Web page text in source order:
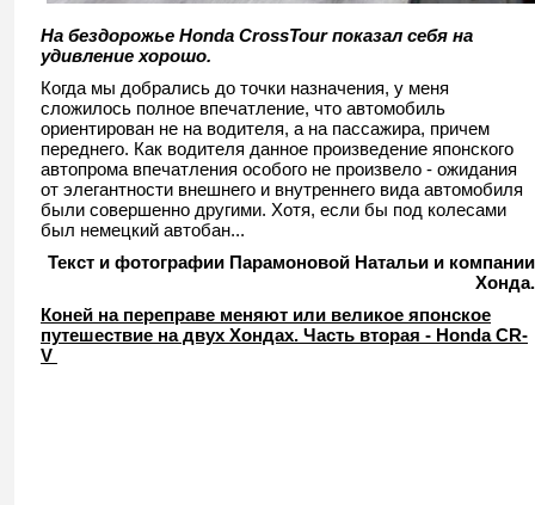
На бездорожье Honda CrossTour показал себя на
удивление хорошо.
Когда мы добрались до точки назначения, у меня
сложилось полное впечатление, что автомобиль
ориентирован не на водителя, а на пассажира, причем
переднего. Как водителя данное произведение японского
автопрома впечатления особого не произвело - ожидания
от элегантности внешнего и внутреннего вида автомобиля
были совершенно другими. Хотя, если бы под колесами
был немецкий автобан...
Текст и фотографии Парамоновой Натальи и компании
Хонда.
Коней на переправе меняют или великое японское
путешествие на двух Хондах. Часть вторая - Honda CR-
V